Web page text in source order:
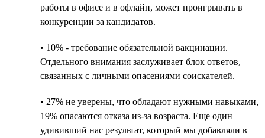
работы в офисе и в офлайн, может проигрывать в
конкуренции за кандидатов.
• 10% - требование обязательной вакцинации.
Отдельного внимания заслуживает блок ответов,
связанных с личными опасениями соискателей.
• 27% не уверены, что обладают нужными навыками,
19% опасаются отказа из-за возраста. Еще один
удививший нас результат, который мы добавляли в